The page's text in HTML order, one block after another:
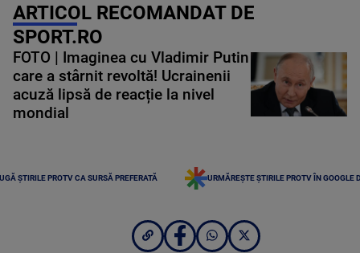
ARTICOL RECOMANDAT DE
SPORT.RO
FOTO | Imaginea cu Vladimir Putin
care a stârnit revoltă! Ucrainenii
acuză lipsă de reacție la nivel
mondial
ȘTIRILE PROTV CA SURSĂ PREFERATĂ URMĂREȘTE ȘTIRILE PROTV ÎN GOOGLE